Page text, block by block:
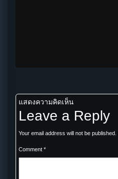
แสดงความคิดเห็น
Leave a Reply
Your email address will not be published.
Comment *